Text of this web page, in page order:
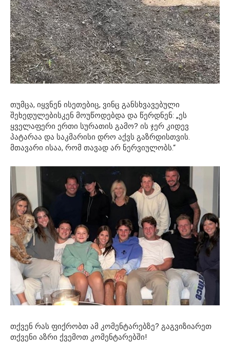
თუმცა, იყვნენ ისეთებიც, ვინც განსხვავებული
შეხედულებისკენ მოუწოდებდა და წერდნენ: „ეს
ყველაფერი ერთი სურათის გამო? ის ჯერ კიდევ
პატარაა და საკმარისი დრო აქვს გაზრდისთვის.
მთავარი ისაა, რომ თავად არ ნერვიულობს.“
თქვენ რას ფიქრობთ ამ კომენტარებზე? გაგვიზიარეთ
თქვენი აზრი ქვემოთ კომენტარებში!